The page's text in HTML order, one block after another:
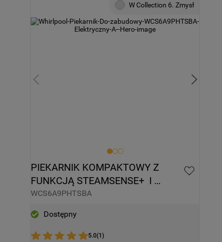
W Collection 6. Zmysł
PIEKARNIK KOMPAKTOWY Z
FUNKCJĄ STEAMSENSE+  I
TERMOSONDĄ WHIRLPOOL
WCS6A9PHTSBA
WCS6A9PHTSBA
Dostępny
5.0(1 )